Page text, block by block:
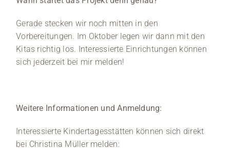
Gerade stecken wir noch mitten in den
Vorbereitungen. Im Oktober legen wir dann mit den
Kitas richtig los. Interessierte Einrichtungen können
sich jederzeit bei mir melden!
Weitere Informationen und Anmeldung:
Interessierte Kindertagesstätten können sich direkt
bei Christina Müller melden: